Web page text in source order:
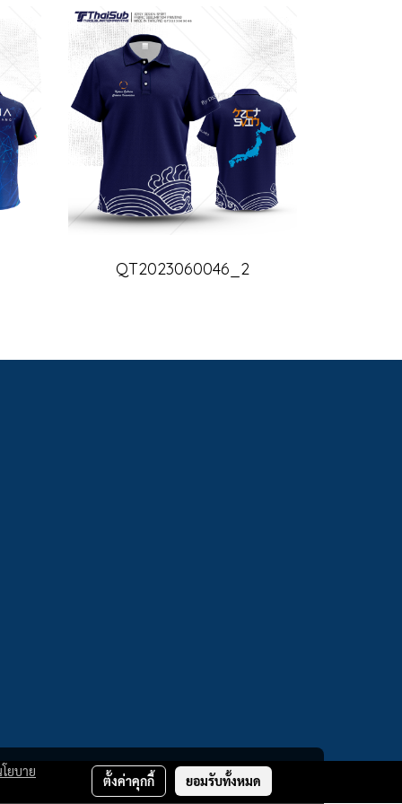
QT2023060046_2
ยบาย
ตั้งค่าคุกกี้ ยอมรับทั้งหมด